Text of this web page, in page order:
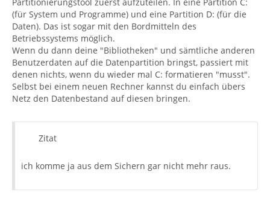
(für System und Programme) und eine Partition D: (für die
Daten). Das ist sogar mit den Bordmitteln des
Betriebssystems möglich.
Wenn du dann deine "Bibliotheken" und sämtliche anderen
Benutzerdaten auf die Datenpartition bringst, passiert mit
denen nichts, wenn du wieder mal C: formatieren "musst".
Selbst bei einem neuen Rechner kannst du einfach übers
Netz den Datenbestand auf diesen bringen.
Zitat
ich komme ja aus dem Sichern gar nicht mehr raus.